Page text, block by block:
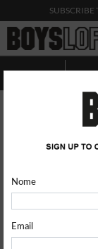
SUBSCRIBE
Mostra categorie
Nome
Email